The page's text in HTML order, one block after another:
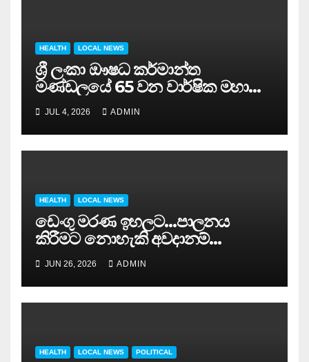
HEALTH LOCAL NEWS
ශ්‍රී ලංකා ඖෂධ කර්මාන්ත
මණ්ඩලයේ 65 වන වාර්ෂික මහා
සමුළුව සෞඛ්‍ය නියෝජ්‍ය
අමාත්‍යවරයාගේ ප්‍රධානත්වයෙන්……
JUL 4, 2026 ADMIN
HEALTH LOCAL NEWS
ඩෙංගු මරණ ඉහලට…පාලනය
කිරීමට නොහැකි අවදානම්
තත්ත්වයක…
JUN 26, 2026 ADMIN
HEALTH LOCAL NEWS POLITICAL